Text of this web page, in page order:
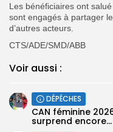
Les bénéficiaires ont
sont engagés à partager
d’autres acteurs.
CTS/ADE/SMD/ABB
Voir aussi :
DÉPÊCHES
‎CAN féminine
surprend encore...